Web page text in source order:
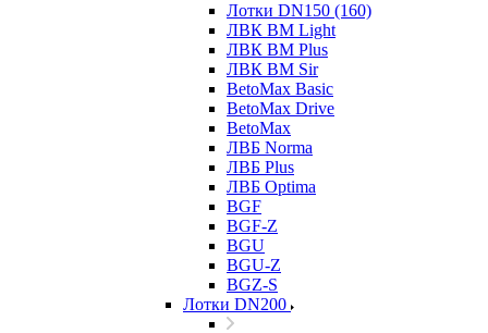
Лотки DN150 (160)
ЛВК ВМ Light
ЛВК ВМ Plus
ЛВК ВМ Sir
BetoMax Basic
BetoMax Drive
BetoMax
ЛВБ Norma
ЛВБ Plus
ЛВБ Optima
BGF
BGF-Z
BGU
BGU-Z
BGZ-S
Лотки DN200